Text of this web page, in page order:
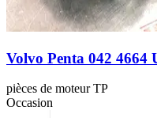
Volvo Penta 042 4664
pièces de moteur TP
Occasion